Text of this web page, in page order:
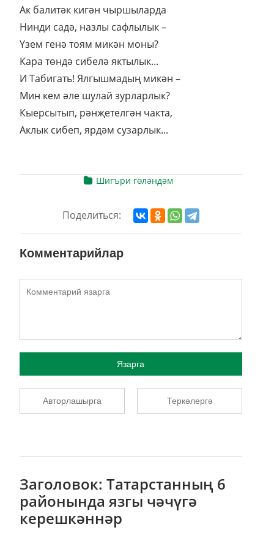
Ак балитәк кигән чыршыларда
Нинди садә, назлы сафлылык –
Үзем генә тоям микән моны?
Кара төндә сибелә яктылык...
И Табигать! Ялгышмадың микән –
Мин кем әле шулай зурларлык?
Кыерсытып, рәнҗетелгән чакта,
Аклык сибеп, ярдәм сузарлык...
Шигъри гөләндәм
Поделиться:
Комментарийлар
Язарга
Авторлашырга Теркәлергә
Заголовок: Татарстанның 6
районында язгы чәчүгә
керешкәннәр